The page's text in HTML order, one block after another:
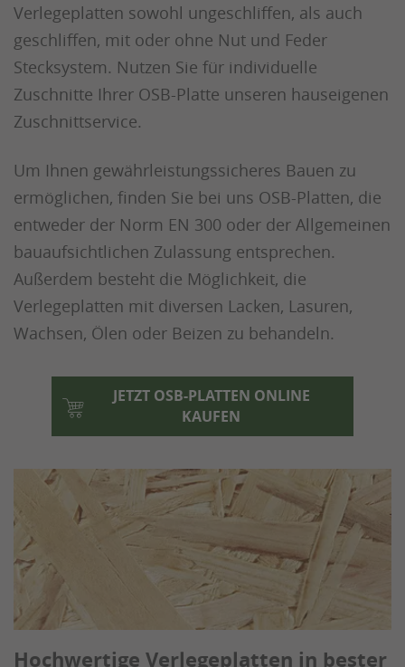
Verlegeplatten sowohl ungeschliffen, als auch
geschliffen, mit oder ohne Nut und Feder
Stecksystem. Nutzen Sie für individuelle
Zuschnitte Ihrer OSB-Platte unseren hauseigenen
Zuschnittservice.
Um Ihnen gewährleistungssicheres Bauen zu
ermöglichen, finden Sie bei uns OSB-Platten, die
entweder der Norm EN 300 oder der Allgemeinen
bauaufsichtlichen Zulassung entsprechen.
Außerdem besteht die Möglichkeit, die
Verlegeplatten mit diversen Lacken, Lasuren,
Wachsen, Ölen oder Beizen zu behandeln.
JETZT OSB-PLATTEN ONLINE
KAUFEN
Hochwertige Verlegeplatten in bester